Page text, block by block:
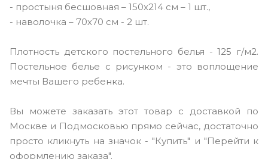
- простыня бесшовная – 150х214 см – 1 шт.,
- наволочка – 70х70 см - 2 шт.
Плотность детского постельного белья - 125 г/м2.
Постельное белье с рисунком - это воплощение
мечты Вашего ребенка.
Вы можете заказать этот товар с доставкой по
Москве и Подмосковью прямо сейчас, достаточно
просто кликнуть на значок - "Купить" и "Перейти к
оформлению заказа".